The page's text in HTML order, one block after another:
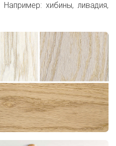
хибины, ливадия,